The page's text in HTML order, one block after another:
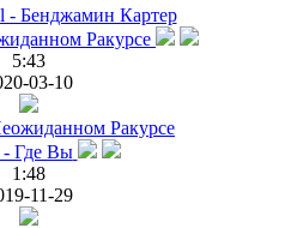
- Бенджамин Картер
5:43
03-10
Ракурсе
1:48
11-29